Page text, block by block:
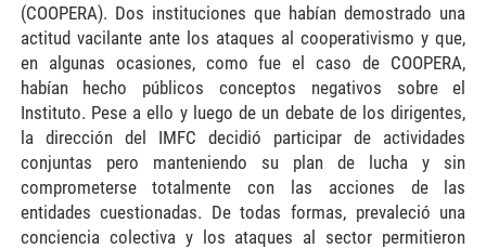
(COOPERA). Dos instituciones que habían demostrado una
actitud vacilante ante los ataques al cooperativismo y que,
en algunas ocasiones, como fue el caso de COOPERA,
habían hecho públicos conceptos negativos sobre el
Instituto. Pese a ello y luego de un debate de los dirigentes,
la dirección del IMFC decidió participar de actividades
conjuntas pero manteniendo su plan de lucha y sin
comprometerse totalmente con las acciones de las
entidades cuestionadas. De todas formas, prevaleció una
conciencia colectiva y los ataques al sector permitieron